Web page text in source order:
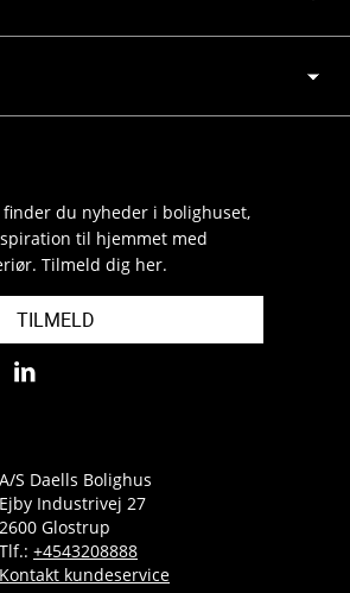
finder du nyheder i bolighuset,
til hjemmet med
Tilmeld dig her.
TILMELD
A/S Daells Bolighus
Ejby Industrivej 27
2600 Glostrup
Tlf.: +4543208888
Kontakt kundeservice